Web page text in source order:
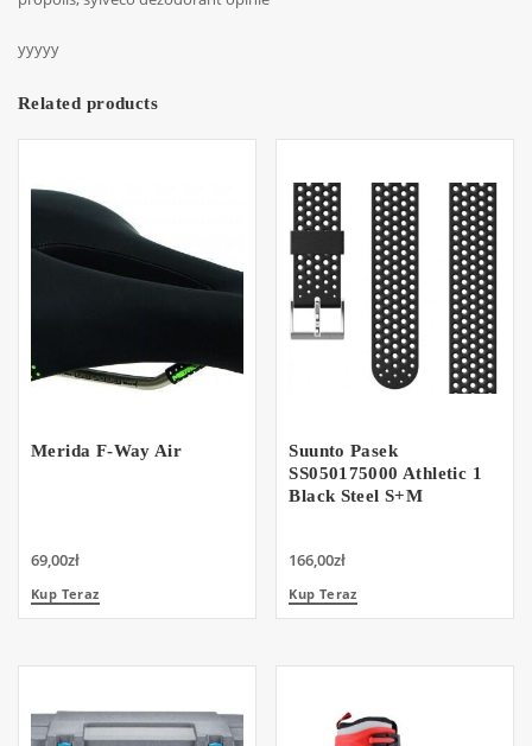
yyyyy
Related products
Merida F-Way Air
69,00zł
Kup Teraz
Suunto Pasek
SS050175000 Athletic 1
Black Steel S+M
166,00zł
Kup Teraz